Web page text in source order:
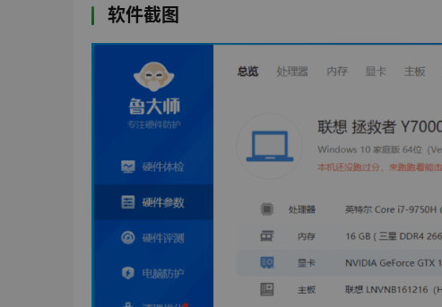
软件截图